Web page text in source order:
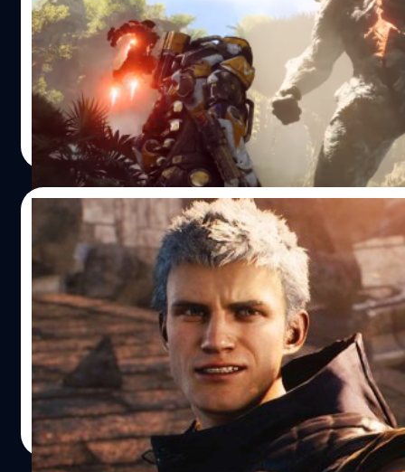
สำหรับใครที่กำลังรอเดโมเกม Anthem อยู่ก็เตรียมเคลียร์ฮา
ได้เลย เพราะล่าสุดค่ายเกม Electronic Arts เปิดให้ดาวน์โหล
เกม Anthem ล่วงหน้าได้แล้ววันนี้ บนทุกแพลตฟอร์ม โดยตัวเ
เวอร์ชั่น PC จะมีขนาดประมาณ 44GB ส่วนเวอร์ชั่น PS4 และ
จะมีขนาดประมาณ 26GB สำหรับผู้ที่พรีออเดอร์จะได้รับสิทธิ์เ
ก่อนแบบ VIP ตั้งแต่วันที่ 25 มกราคม ส่วนผู้ที่ไม่ได้พรีออเดอร์
สามารถเข้าเล่นได้ตั้งแต่วันที่ 1 กุมภาพันธ์นี้
https://youtu.be/Hfs645MezI8 สำหรับเดโมเกม Anthem
ได้รับบทเป็นหนึ่งในหน่วยรบ Freelancer ผู้สวมใส่ชุดเกราะ
ต้องเผชิญกับอันตรายจากเหล่าศัตรู โดยจะมีการแจกไอเทม
กับผู้ที่ทดลองเล่นด้วย Anthem มีกำหนดวางจำหน่ายอย่างเป็
ในวันที่ 22 กุมภาพันธ์ 2019 บนแพลตฟอร์ม PlayStation 4,
One, และ PC อ้างอิง
ศุภกร ประเสริฐศิลป์| 2755 days ago
Read More
08/01/2019
Devil May Cry 5 เตรียมเปิดให้ทดลองเล่นเดโ
สอง 7 ก.พ.นี้
สำหรับใครที่กำลังรอเล่นเดโมเกม Devil May Cry 5 อยู่ละก็ เ
ดาวน์โหลดกันได้เลย เพราะล่าสุดค่ายเกม Capcom ได้ทวิตข้
ประกาศเตรียมเปิดให้ทดลองเล่นเดโมเกม Devil May Cry 5 ร
ในวันที่ 7 กุมภาพันธ์ 2019 บนแพลตฟอร์ม PlayStation 4 และ
One
https://twitter.com/DevilMayCry/status/
สำหรับเดโมรอบแรกได้เปิดให้ทดลองเล่นแบบเอ็กซ์คลูซีฟเฉพ
ศุภกร ประเสริฐศิลป์| 2771 days ago
Read More